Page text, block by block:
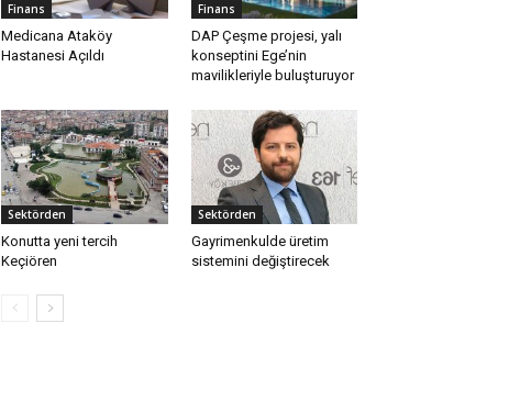
Finans
Medicana Ataköy
Hastanesi Açıldı
Finans
DAP Çeşme projesi, yalı
konseptini Ege’nin
mavilikleriyle buluşturuyor
Sektörden
Konutta yeni tercih
Keçiören
Sektörden
Gayrimenkulde üretim
sistemini değiştirecek